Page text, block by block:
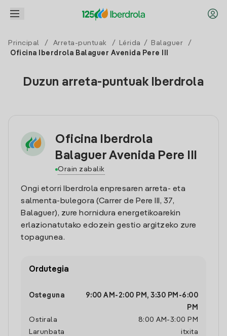
Principal / Arreta-puntuak / Lérida / Balaguer
/
Oficina Iberdrola Balaguer Avenida Pere III
Duzun arreta-puntuak Iberdrola
Oficina Iberdrola
Balaguer Avenida Pere III
Orain zabalik
Ongi etorri Iberdrola enpresaren arreta- eta
salmenta-bulegora (Carrer de Pere III, 37,
Balaguer), zure hornidura energetikoarekin
erlazionatutako edozein gestio argitzeko zure
topagunea.
Ordutegia
Osteguna 9:00 AM - 2:00 PM , 3:30 PM -6:00
PM
Ostirala
8:00 AM -3:00 PM
Larunbata
itxita